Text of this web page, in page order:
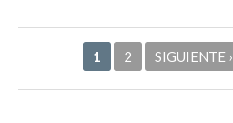
Páginas
1 2 SIGUIENTE ›